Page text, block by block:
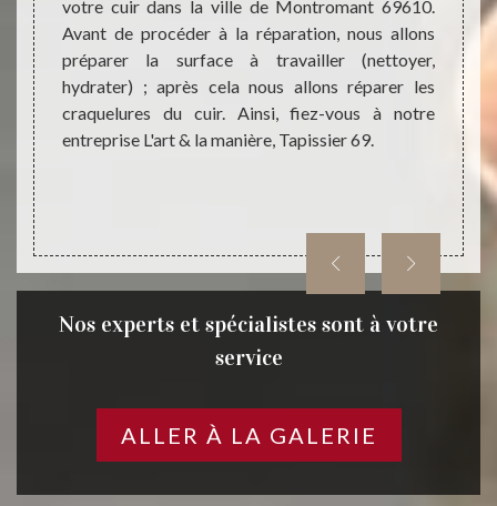
à
les
69.
votre cuir dans la ville de Montromant 69610.
Avant de procéder à la réparation, nous allons
préparer la surface à travailler (nettoyer,
hydrater) ; après cela nous allons réparer les
craquelures du cuir. Ainsi, fiez-vous à notre
entreprise L'art & la manière, Tapissier 69.
& la
Nos experts et spécialistes sont à votre
service
ALLER À LA GALERIE